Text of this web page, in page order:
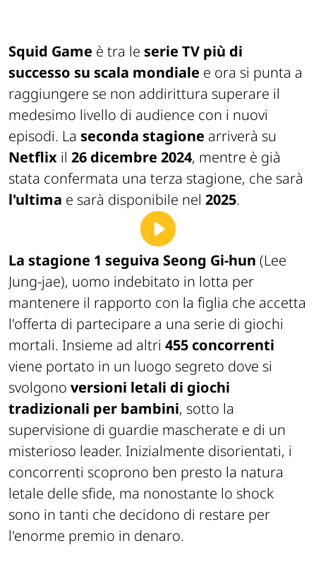
Squid Game è tra le serie TV più di
successo su scala mondiale e ora si punta a
raggiungere se non addirittura superare il
medesimo livello di audience con i nuovi
episodi. La seconda stagione arriverà su
Netflix il 26 dicembre 2024, mentre è già
stata confermata una terza stagione, che sarà
l'ultima e sarà disponibile nel 2025.
La stagione 1 seguiva Seong Gi-hun (Lee
Jung-jae), uomo indebitato in lotta per
mantenere il rapporto con la figlia che accetta
l'offerta di partecipare a una serie di giochi
mortali. Insieme ad altri 455 concorrenti
viene portato in un luogo segreto dove si
svolgono versioni letali di giochi
tradizionali per bambini, sotto la
supervisione di guardie mascherate e di un
misterioso leader. Inizialmente disorientati, i
concorrenti scoprono ben presto la natura
letale delle sfide, ma nonostante lo shock
sono in tanti che decidono di restare per
l'enorme premio in denaro.